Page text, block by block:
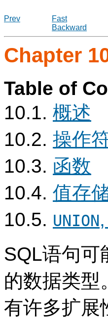
Prev
Fast
Backward
Chapter
Table of
10.1. 概述
10.2. 操作
10.3. 函数
10.4. 值存
10.5. UNION,
SQL语句可
的数据类型
有许多扩展